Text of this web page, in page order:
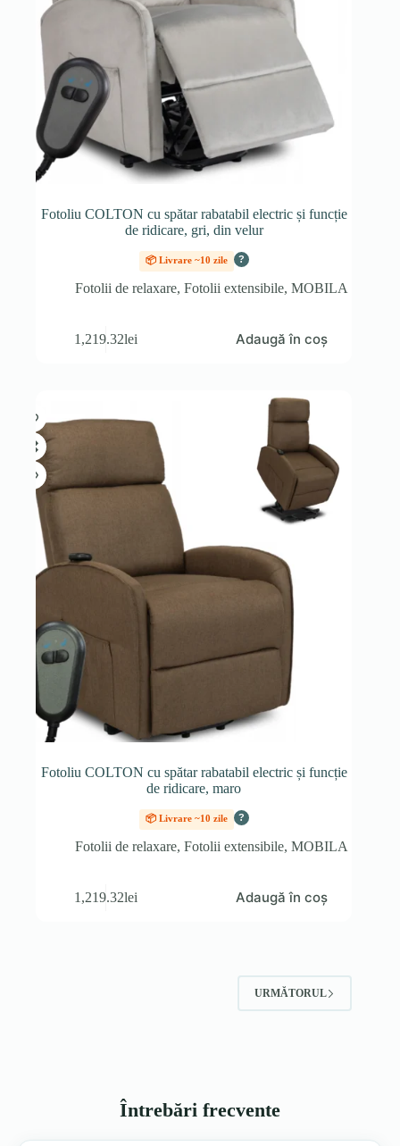
Fotoliu COLTON cu spătar rabatabil electric și funcție
de ridicare, gri, din velur
📦 Livrare ~10 zile ?
Fotolii de relaxare,Fotolii extensibile,MOBILA
1,219.32lei Adaugă în coș
Fotoliu COLTON cu spătar rabatabil electric și funcție
de ridicare, maro
📦 Livrare ~10 zile ?
Fotolii de relaxare,Fotolii extensibile,MOBILA
1,219.32lei Adaugă în coș
URMĂTORUL
Întrebări frecvente